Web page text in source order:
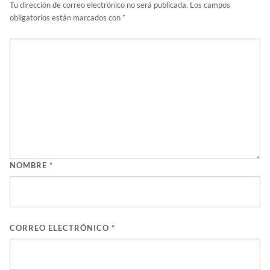
Tu dirección de correo electrónico no será publicada. Los campos
obligatorios están marcados con *
NOMBRE *
CORREO ELECTRÓNICO *